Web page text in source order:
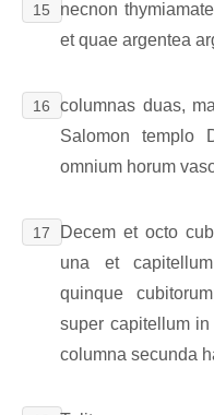
15
necnon
et quae argentea
16
columnas duas,
Salomon templo
omnium horum
17
Decem et octo
una et
quinque
super capitellum
columna secunda